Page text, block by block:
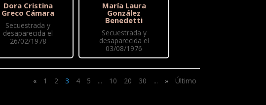
Dora Cristina
Greco Cámara
Secuestrada y
desaparecida el
26/02/1978
María Laura
González
Benedetti
Secuestrada y
desaparecida el
03/08/1976
« 1 2 3 4 5 ... 10 20 30 ... » Último